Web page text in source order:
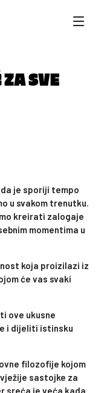
ZA SVE
je sporiji tempo
u svakom trenutku.
kreirati zalogaje
momentima u
koja proizilazi iz
će vas svaki
ove ukusne
i dijeliti istinsku
filozofije kojom
sastojke za
sreća je veća kada